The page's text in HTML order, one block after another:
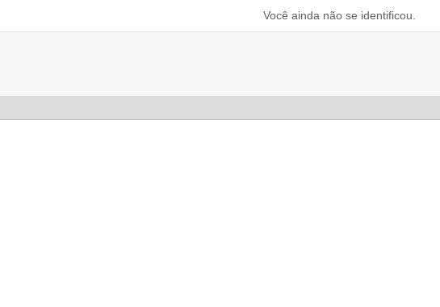
Você ainda não se identificou.